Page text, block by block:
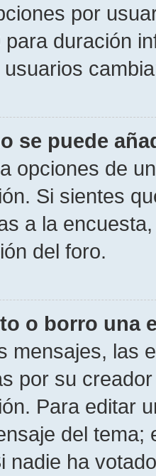
por
duración
usuarios
se puede
opciones de
Si sientes
a la
del foro.
o borro una
mensajes, las
por su
Para editar
del
nadie ha